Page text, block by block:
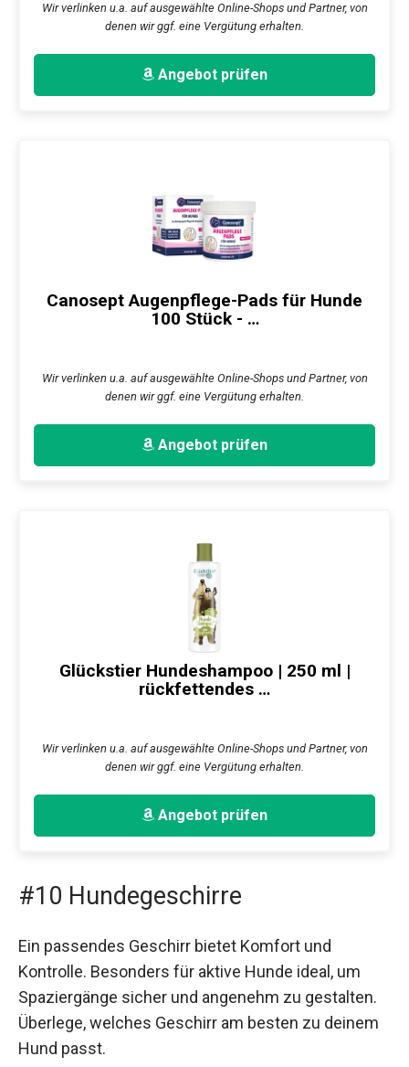
Wir verlinken u.a. auf ausgewählte Online-Shops und Partner, von
denen wir ggf. eine Vergütung erhalten.
Angebot prüfen
Canosept Augenpflege-Pads für Hunde
100 Stück - …
Wir verlinken u.a. auf ausgewählte Online-Shops und Partner, von
denen wir ggf. eine Vergütung erhalten.
Angebot prüfen
Glückstier Hundeshampoo | 250 ml |
rückfettendes …
Wir verlinken u.a. auf ausgewählte Online-Shops und Partner, von
denen wir ggf. eine Vergütung erhalten.
Angebot prüfen
#10 Hundegeschirre
Ein passendes Geschirr bietet Komfort und
Kontrolle. Besonders für aktive Hunde ideal, um
Spaziergänge sicher und angenehm zu gestalten.
Überlege, welches Geschirr am besten zu deinem
Hund passt.